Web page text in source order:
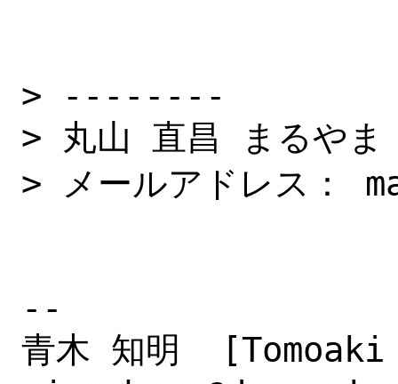
> --------
> 丸山 直昌 まるやま
> メールアドレス：
--
青木 知明  [Tomoaki